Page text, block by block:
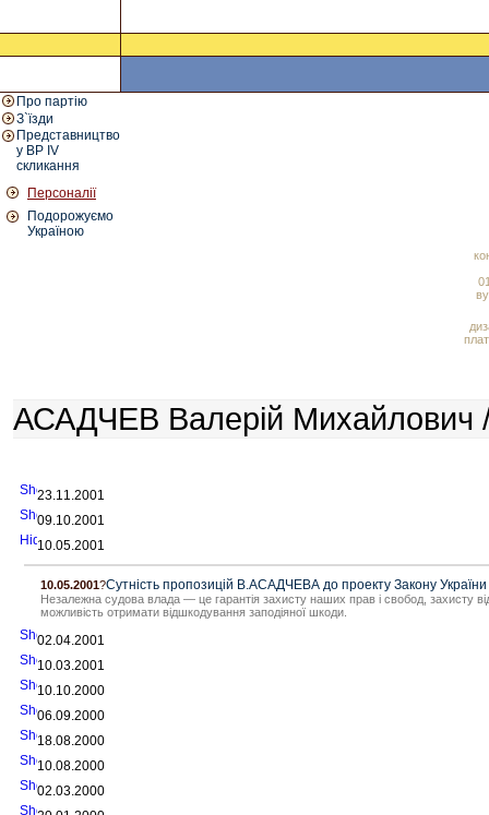
Про партію
З`їзди
Представництво
у ВР IV
скликання
Персоналії
Подорожуємо
Україною
АСАДЧЕВ Валерій Михайлович
23.11.2001
09.10.2001
10.05.2001
10.05.2001?Сутність пропозицій В.АСАДЧЕВА до проекту Закону
Незалежна судова влада — це гарантія захисту наших прав і свобод, захисту
можливість отримати відшкодування заподіяної шкоди.
02.04.2001
10.03.2001
10.10.2000
06.09.2000
18.08.2000
10.08.2000
02.03.2000